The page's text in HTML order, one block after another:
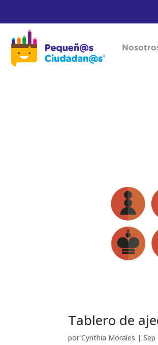
Tablero de
porCynthia Morales |Sep